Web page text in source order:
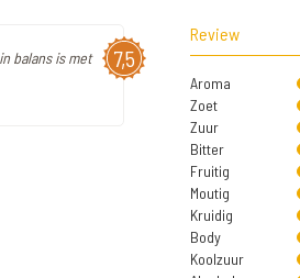
7,5
balans is met
Review
Aroma
Zoet
Zuur
Bitter
Fruitig
Moutig
Kruidig
Body
Koolzuur